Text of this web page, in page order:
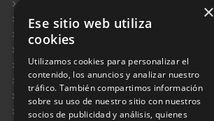
Blog
Aviso Legal
Política de Privacidad
Política de Cookies
Política de Privacidad Redes Sociales
Suscribirse al Newsletter
×
Ese sitio web utiliza
cookies
Utilizamos cookies para personalizar el
contenido, los anuncios y analizar nuestro
tráfico. También compartimos información
sobre su uso de nuestro sitio con nuestros
socios de publicidad y análisis, quienes